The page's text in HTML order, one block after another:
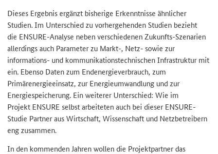
Dieses Ergebnis ergänzt bisherige Erkenntnisse ähnlicher
Studien. Im Unterschied zu vorhergehenden Studien bezieht
die ENSURE-Analyse neben verschiedenen Zukunfts-Szenarien
allerdings auch Parameter zu Markt-, Netz- sowie zur
informations- und kommunikationstechnischen Infrastruktur mit
ein. Ebenso Daten zum Endenergieverbrauch, zum
Primärenergieeinsatz, zur Energieumwandlung und zur
Energiespeicherung. Ein weiterer Unterschied: Wie im
Projekt ENSURE selbst arbeiteten auch bei dieser ENSURE-
Studie Partner aus Wirtschaft, Wissenschaft und Netzbetreibern
eng zusammen.
In den kommenden Jahren wollen die Projektpartner das